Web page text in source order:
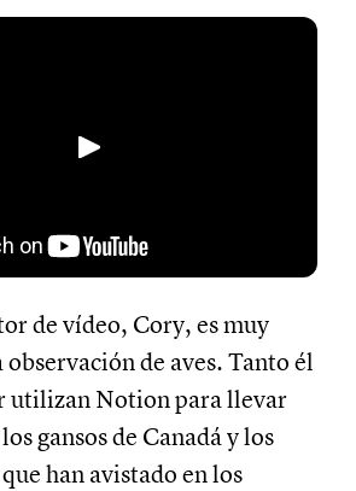
Reproducir
de vídeo, Cory, es muy
de aves. Tanto él
utilizan Notion para llevar
gansos de Canadá y los
han avistado en los